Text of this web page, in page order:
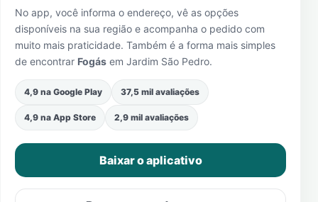
No app, você informa o endereço, vê as opções
disponíveis na sua região e acompanha o pedido com
muito mais praticidade. Também é a forma mais simples
de encontrar Fogás em Jardim São Pedro.
4,9 na Google Play 37,5 mil avaliações
4,9 na App Store 2,9 mil avaliações
Baixar o aplicativo